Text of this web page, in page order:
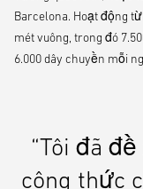
Barcelona. Hoạt động
mét vuông, trong đó
6.000 dây chuyền mỗi
“Tôi đã
công thức